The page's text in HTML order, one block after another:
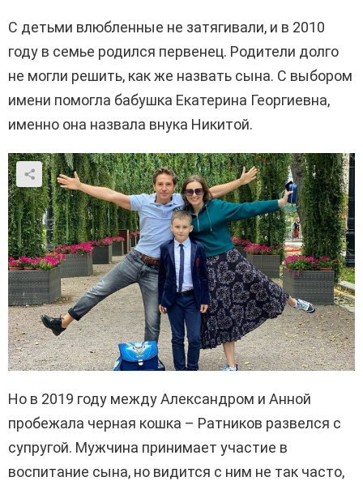
С детьми влюбленные не затягивали, и в 2010
году в семье родился первенец. Родители долго
не могли решить, как же назвать сына. С выбором
имени помогла бабушка Екатерина Георгиевна,
именно она назвала внука Никитой.
Но в 2019 году между Александром и Анной
пробежала черная кошка – Ратников развелся с
супругой. Мужчина принимает участие в
воспитание сына, но видится с ним не так часто,